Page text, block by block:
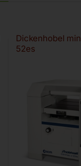
Dickenhobel
52es